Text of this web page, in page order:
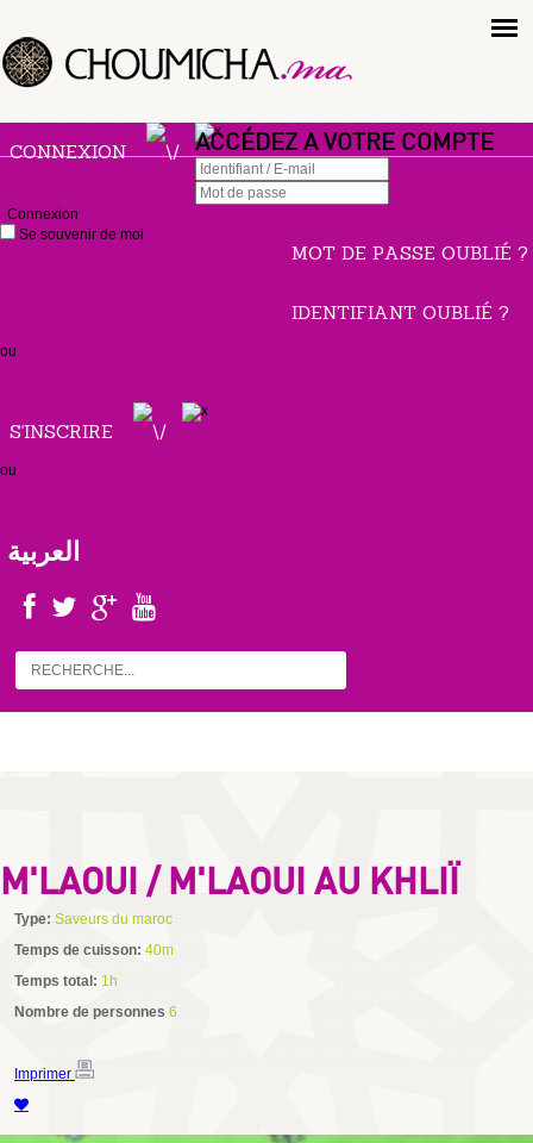
CONNEXION ACCÉDEZ A VOTRE COMPTE
Connexion
Se souvenir de moi
MOT DE PASSE OUBLIÉ ?
IDENTIFIANT OUBLIÉ ?
ou
S'INSCRIRE
ou
العربية
M'LAOUI / M'LAOUI AU KHLIÏ
Type: Saveurs du maroc
Temps de cuisson: 40m
Temps total: 1h
Nombre de personnes 6
Imprimer